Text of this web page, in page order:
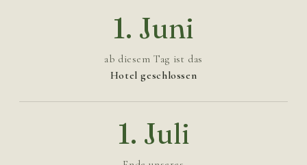
1. Juni
ab diesem Tag ist das
Hotel geschlossen
1. Juli